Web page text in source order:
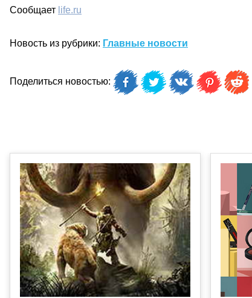
Сообщает life.ru
Новость из рубрики: Главные новости
Поделиться новостью: